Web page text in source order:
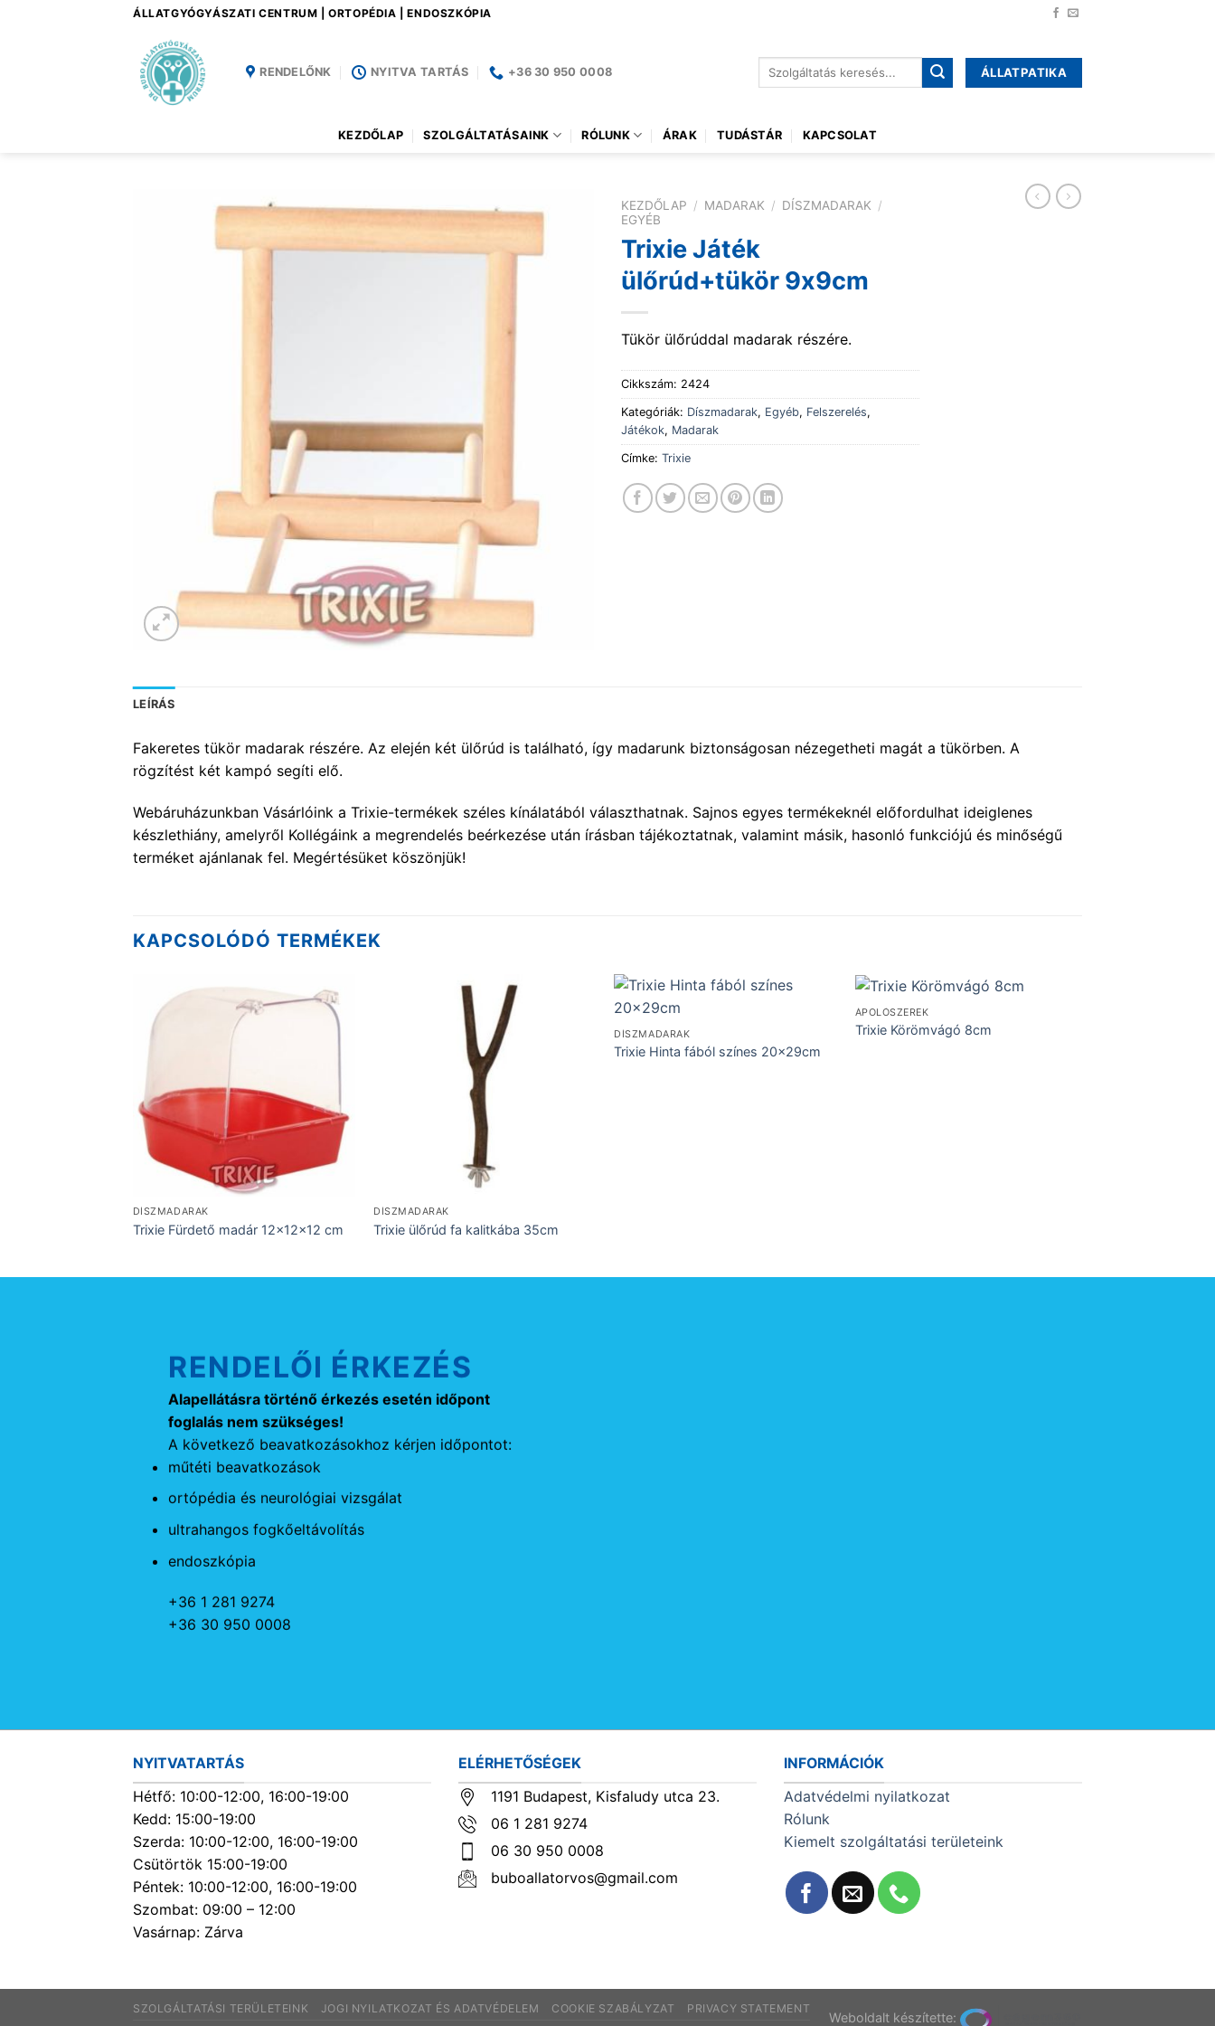
ÁLLATGYÓGYÁSZATI CENTRUM | ORTOPÉDIA | ENDOSZKÓPIA
RENDELŐNK NYITVA TARTÁS +36 30 950 0008
Keresés
ÁLLATPATIKA
KEZDŐLAP SZOLGÁLTATÁSAINK RÓLUNK ÁRAK TUDÁSTÁR KAPCSOLAT
KEZDŐLAP / MADARAK / DÍSZMADARAK /
EGYÉB
Trixie Játék
ülőrúd+tükör 9x9cm
Tükör ülőrúddal madarak részére.
Cikkszám: 2424
Kategóriák: Díszmadarak, Egyéb, Felszerelés,
Játékok, Madarak
Címke: Trixie
LEÍRÁS
Fakeretes tükör madarak részére. Az elején két ülőrúd is található, így madarunk biztonságosan nézegetheti magát a tükörben. A
rögzítést két kampó segíti elő.
Webáruházunkban Vásárlóink a Trixie-termékek széles kínálatából választhatnak. Sajnos egyes termékeknél előfordulhat ideiglenes
készlethiány, amelyről Kollégáink a megrendelés beérkezése után írásban tájékoztatnak, valamint másik, hasonló funkciójú és minőségű
terméket ajánlanak fel. Megértésüket köszönjük!
KAPCSOLÓDÓ TERMÉKEK
DÍSZMADARAK
Trixie Fürdető madár 12x12x12 cm
DÍSZMADARAK
Trixie ülőrúd fa kalitkába 35cm
DÍSZMADARAK
Trixie Hinta fából színes 20x29cm
ÁPOLÓSZEREK
Trixie Körömvágó 8cm
RENDELŐI ÉRKEZÉS
Alapellátásra történő érkezés esetén időpont
foglalás nem szükséges!
A következő beavatkozásokhoz kérjen időpontot:
műtéti beavatkozások
ortópédia és neurológiai vizsgálat
ultrahangos fogkőeltávolítás
endoszkópia
+36 1 281 9274
+36 30 950 0008
NYITVATARTÁS
Hétfő: 10:00-12:00, 16:00-19:00
Kedd: 15:00-19:00
Szerda: 10:00-12:00, 16:00-19:00
Csütörtök 15:00-19:00
Péntek: 10:00-12:00, 16:00-19:00
Szombat: 09:00 – 12:00
Vasárnap: Zárva
ELÉRHETŐSÉGEK
1191 Budapest, Kisfaludy utca 23.
06 1 281 9274
06 30 950 0008
buboallatorvos@gmail.com
INFORMÁCIÓK
Adatvédelmi nyilatkozat
Rólunk
Kiemelt szolgáltatási területeink
Weboldalt készítette:
SZOLGÁLTATÁSI TERÜLETEINK JOGI NYILATKOZAT ÉS ADATVÉDELEM COOKIE SZABÁLYZAT PRIVACY STATEMENT